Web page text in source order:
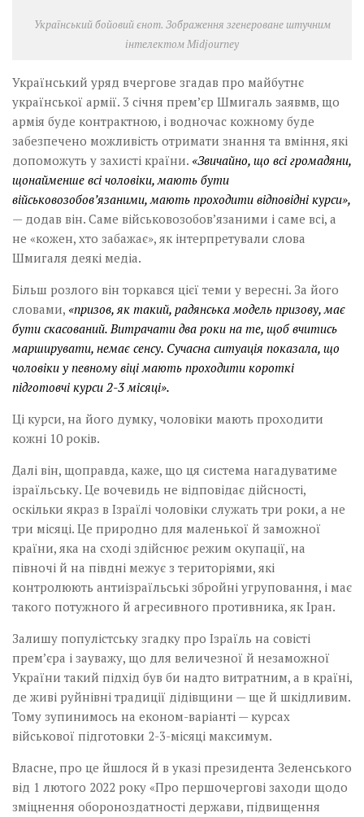
Візуальне
Головне
Цитати
Inter/antinational
Український бойовий єнот. Зображення згенероване штучним
інтелектом Midjourney
Український уряд вчергове згадав про майбутнє
української армії. 3 січня прем’єр Шмигаль заявмв, що
армія буде контрактною, і водночас кожному буде
забезпечено можливість отримати знання та вміння, які
допоможуть у захисті країни. «Звичайно, що всі громадяни,
щонайменше всі чоловіки, мають бути
військовозобов’язаними, мають проходити відповідні курси»,
— додав він. Саме військовозобовʼязаними і саме всі, а
не «кожен, хто забажає», як інтерпретували слова
Шмигаля деякі медіа.
Більш розлого він торкався цієї теми у вересні. За його
словами, «призов, як такий, радянська модель призову, має
бути скасований. Витрачати два роки на те, щоб вчитись
марширувати, немає сенсу. Сучасна ситуація показала, що
чоловіки у певному віці мають проходити короткі
підготовчі курси 2-3 місяці».
Ці курси, на його думку, чоловіки мають проходити
кожні 10 років.
Далі він, щоправда, каже, що ця система нагадуватиме
ізраїльську. Це вочевидь не відповідає дійсності,
оскільки якраз в Ізраїлі чоловіки служать три роки, а не
три місяці. Це природно для маленької й заможної
країни, яка на сході здійснює режим окупації, на
півночі й на півдні межує з територіями, які
контролюють антиізраїльські збройні угруповання, і має
такого потужного й агресивного противника, як Іран.
Залишу популістську згадку про Ізраїль на совісті
премʼєра і зауважу, що для величезної й незаможної
України такий підхід був би надто витратним, а в країні,
де живі руйнівні традиції дідівщини — ще й шкідливим.
Тому зупинимось на економ-варіанті — курсах
військової підготовки 2-3-місяці максимум.
Власне, про це йшлося й в указі президента Зеленського
від 1 лютого 2022 року «Про першочергові заходи щодо
зміцнення обороноздатності держави, підвищення